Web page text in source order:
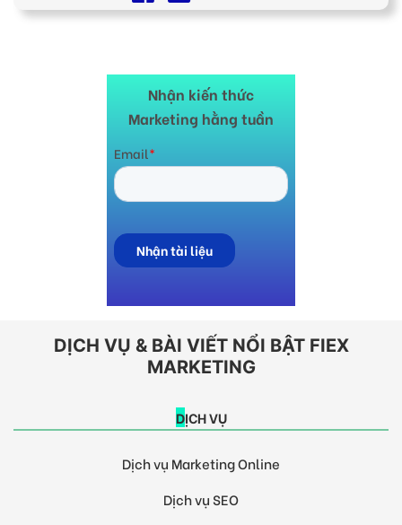
Nhận kiến thức
Marketing hằng tuần
DỊCH VỤ & BÀI VIẾT NỔI BẬT FIEX
MARKETING
DỊCH VỤ
Dịch vụ Marketing Online
Dịch vụ SEO